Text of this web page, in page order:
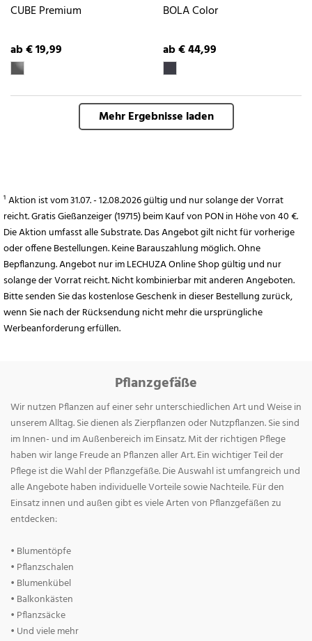
CUBE Premium
ab € 19,99
BOLA Color
ab € 44,99
Mehr Ergebnisse laden
¹ Aktion ist vom 31.07. - 12.08.2026 gültig und nur solange der Vorrat
reicht. Gratis Gießanzeiger (19715) beim Kauf von PON in Höhe von 40 €.
Die Aktion umfasst alle Substrate. Das Angebot gilt nicht für vorherige
oder offene Bestellungen. Keine Barauszahlung möglich. Ohne
Bepflanzung. Angebot nur im LECHUZA Online Shop gültig und nur
solange der Vorrat reicht. Nicht kombinierbar mit anderen Angeboten.
Bitte senden Sie das kostenlose Geschenk in dieser Bestellung zurück,
wenn Sie nach der Rücksendung nicht mehr die ursprüngliche
Werbeanforderung erfüllen.
Pflanzgefäße
Wir nutzen Pflanzen auf einer sehr unterschiedlichen Art und Weise in
unserem Alltag. Sie dienen als Zierpflanzen oder Nutzpflanzen. Sie sind
im Innen- und im Außenbereich im Einsatz. Mit der richtigen Pflege
haben wir lange Freude an Pflanzen aller Art. Ein wichtiger Teil der
Pflege ist die Wahl der Pflanzgefäße. Die Auswahl ist umfangreich und
alle Angebote haben individuelle Vorteile sowie Nachteile. Für den
Einsatz innen und außen gibt es viele Arten von Pflanzgefäßen zu
entdecken:
• Blumentöpfe
• Pflanzschalen
• Blumenkübel
• Balkonkästen
• Pflanzsäcke
• Und viele mehr